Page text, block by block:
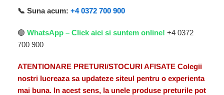
📞 Suna acum: +4 0372 700 900
🟢 WhatsApp – Click aici si suntem online! +4 0372
700 900
ATENTIONARE PRETURI/STOCURI AFISATE Colegii
nostri lucreaza sa updateze siteul pentru o experienta
mai buna. In acest sens, la unele produse preturile pot